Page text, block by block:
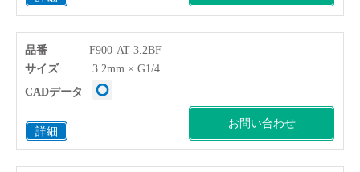
品番 F900-AT-3.2BF
詳細
サイズ 3.2mm × G1/4
お問い合わせ
CADデータ